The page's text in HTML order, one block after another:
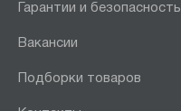
Гарантии и безопасность
Вакансии
Подборки товаров